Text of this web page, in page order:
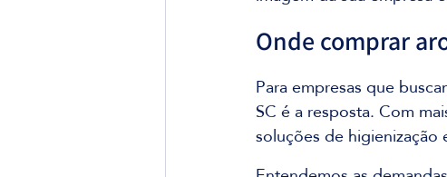
Onde comprar
Para empresas que
SC é a resposta. Com
soluções de